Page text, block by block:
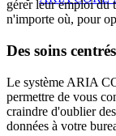
gérer leur emploi du
n'importe où, pour
Des soins
Le système ARIA
permettre de vous
craindre d'oublier
données à votre